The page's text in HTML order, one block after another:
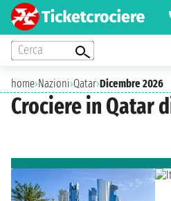
Cerca
home›Nazioni›Qatar›Dicembre 2026
Crociere in Qatar